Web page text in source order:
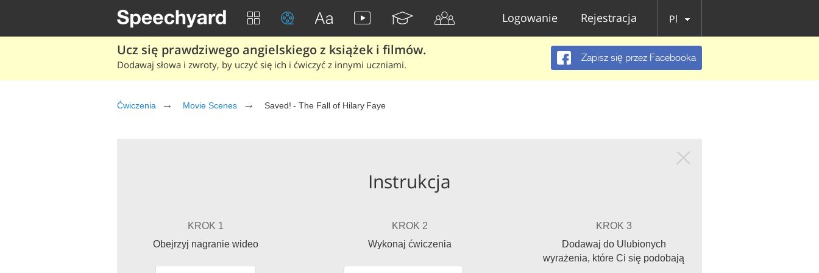
Logowanie Rejestracja Pl
Ucz się prawdziwego angielskiego z książek i filmów.
Dodawaj słowa i zwroty, by uczyć się ich i ćwiczyć z innymi uczniami.
Zapisz się przez Facebooka
Ćwiczenia Movie Scenes Saved! - The Fall of Hilary Faye
Instrukcja
KROK 1
Obejrzyj nagranie wideo
KROK 2
Wykonaj ćwiczenia
KROK 3
Dodawaj do Ulubionych
wyrażenia, które Ci się podobają